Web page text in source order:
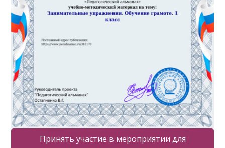
Принять участие в мероприятии для